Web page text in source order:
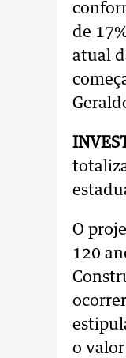
de
atual
O
120
o valor